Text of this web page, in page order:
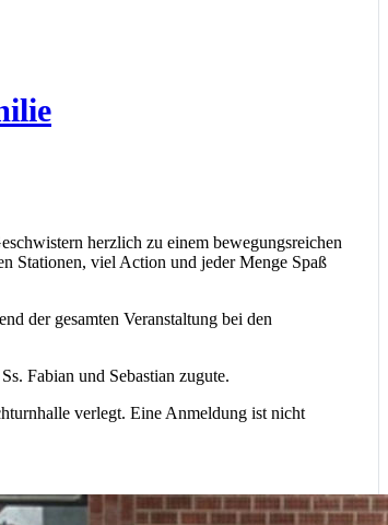
herzlich zu einem bewegungsreichen
Stationen, viel Action und jeder Menge Spaß
der gesamten Veranstaltung bei den
Fabian und Sebastian zugute.
verlegt. Eine Anmeldung ist nicht